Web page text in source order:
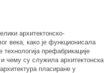
архитектонско-
века, како је функционисала
префабрикације
чему су служила архитектонска
пласиране у